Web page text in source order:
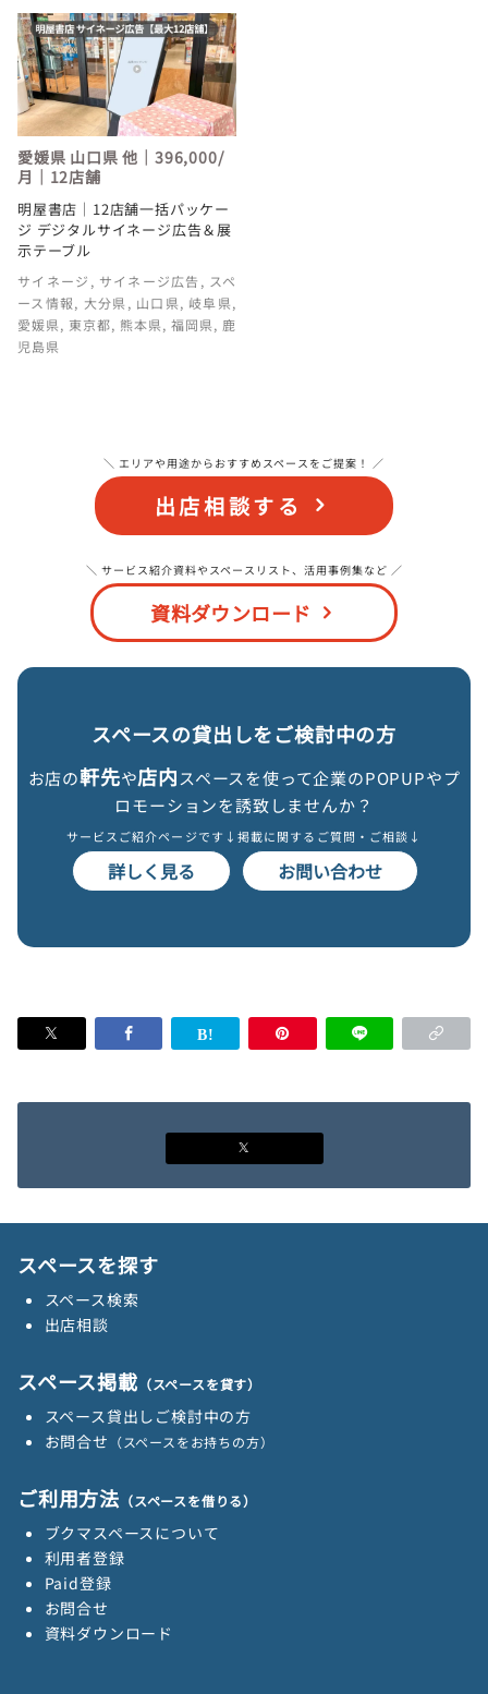
愛媛県 山口県 他｜396,000/
月｜12店舗
明屋書店｜12店舗一括パッケー
ジ デジタルサイネージ広告＆展
示テーブル
サイネージ , サイネージ広告 , スペ
ース情報, 大分県, 山口県, 岐阜県,
愛媛県, 東京都, 熊本県,福岡県, 鹿
児島県
＼ エリアや用途からおすすめスペースをご提案！ ／
出店相談する
＼ サービス紹介資料やスペースリスト、活用事例集など ／
資料ダウンロード
スペースの貸出しをご検討中の方
お店の軒先や店内スペースを使って企業のPOPUPやプ
ロモーションを誘致しませんか？
サービスご紹介ページです↓
詳しく見る
掲載に関するご質問・ご相談↓
お問い合わせ
スペースを探す
スペース検索
出店相談
スペース掲載 （スペースを貸す）
スペース貸出しご検討中の方
お問合せ （スペースをお持ちの方）
ご利用方法 （スペースを借りる）
ブクマスペースについて
利用者登録
Paid登録
お問合せ
資料ダウンロード